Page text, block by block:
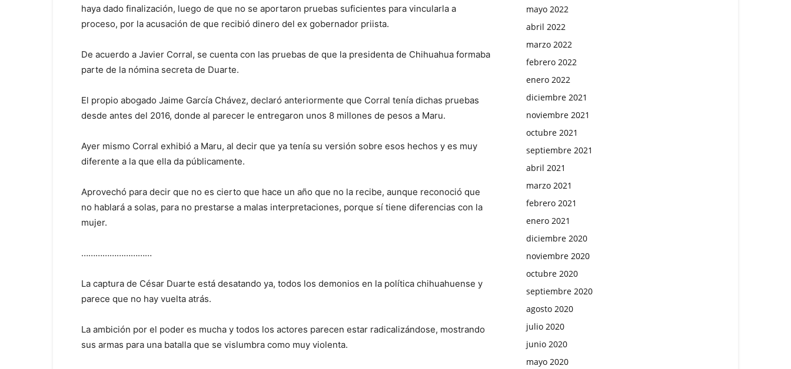
haya dado finalización, luego de que no se aportaron pruebas suficientes para vincularla a
proceso, por la acusación de que recibió dinero del ex gobernador priista.
De acuerdo a Javier Corral, se cuenta con las pruebas de que la presidenta de Chihuahua formaba
parte de la nómina secreta de Duarte.
El propio abogado Jaime García Chávez, declaró anteriormente que Corral tenía dichas pruebas
desde antes del 2016, donde al parecer le entregaron unos 8 millones de pesos a Maru.
Ayer mismo Corral exhibió a Maru, al decir que ya tenía su versión sobre esos hechos y es muy
diferente a la que ella da públicamente.
Aprovechó para decir que no es cierto que hace un año que no la recibe, aunque reconoció que
no hablará a solas, para no prestarse a malas interpretaciones, porque sí tiene diferencias con la
mujer.
…………………………
La captura de César Duarte está desatando ya, todos los demonios en la política chihuahuense y
parece que no hay vuelta atrás.
La ambición por el poder es mucha y todos los actores parecen estar radicalizándose, mostrando
sus armas para una batalla que se vislumbra como muy violenta.
mayo 2022
abril 2022
marzo 2022
febrero 2022
enero 2022
diciembre 2021
noviembre 2021
octubre 2021
septiembre 2021
abril 2021
marzo 2021
febrero 2021
enero 2021
diciembre 2020
noviembre 2020
octubre 2020
septiembre 2020
agosto 2020
julio 2020
junio 2020
mayo 2020